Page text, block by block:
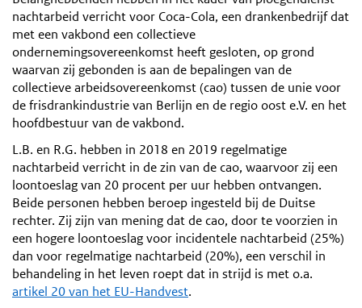
nachtarbeid verricht voor Coca-Cola, een drankenbedrijf dat
met een vakbond een collectieve
ondernemingsovereenkomst heeft gesloten, op grond
waarvan zij gebonden is aan de bepalingen van de
collectieve arbeidsovereenkomst (cao) tussen de unie voor
de frisdrankindustrie van Berlijn en de regio oost e.V. en het
hoofdbestuur van de vakbond.
L.B. en R.G. hebben in 2018 en 2019 regelmatige
nachtarbeid verricht in de zin van de cao, waarvoor zij een
loontoeslag van 20 procent per uur hebben ontvangen.
Beide personen hebben beroep ingesteld bij de Duitse
rechter. Zij zijn van mening dat de cao, door te voorzien in
een hogere loontoeslag voor incidentele nachtarbeid (25%)
dan voor regelmatige nachtarbeid (20%), een verschil in
behandeling in het leven roept dat in strijd is met o.a.
artikel 20 van het EU-Handvest.